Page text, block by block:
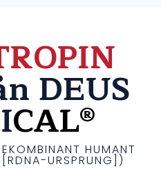
DEUS
CAL®
HUMANT
URSPRUNG])